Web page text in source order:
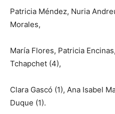
Patricia Méndez, Nuria
Morales,
María Flores, Patricia
Tchapchet (4),
Clara Gascó (1), Ana Isabel
Duque (1).